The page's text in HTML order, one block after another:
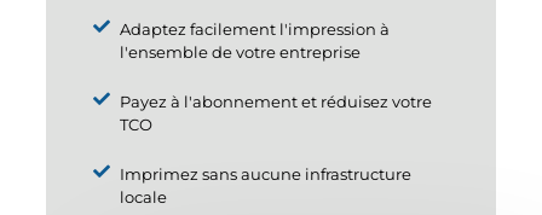
Adaptez facilement l'impression à
l'ensemble de votre entreprise
Payez à l'abonnement et réduisez votre
TCO
Imprimez sans aucune infrastructure
locale